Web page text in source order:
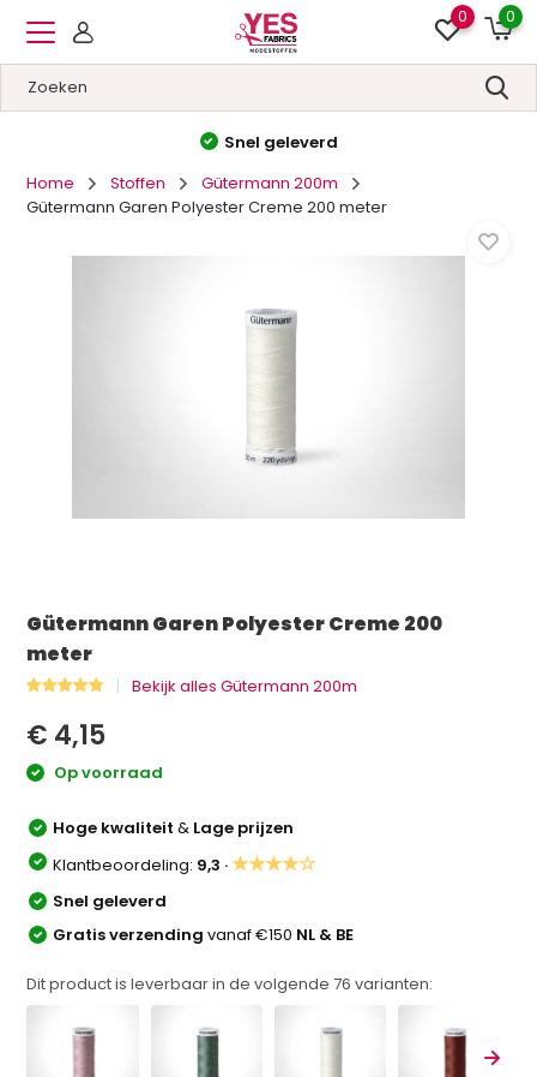
0 0
Snel geleverd
Home
Stoffen
Gütermann 200m
Gütermann Garen Polyester Creme 200 meter
Gütermann Garen Polyester Creme 200
meter
Bekijk alles Gütermann 200m
€ 4,15
Op voorraad
Hoge kwaliteit& Lage prijzen
Klantbeoordeling: 9,3 ·★★★★☆
Snel geleverd
Gratis verzendingvanaf €150 NL & BE
Dit product is leverbaar in de volgende76 varianten: